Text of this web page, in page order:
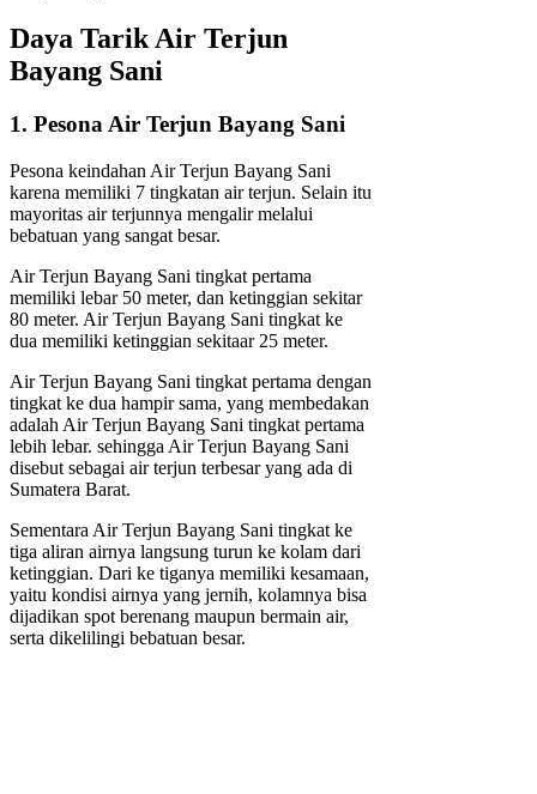
Daya Tarik Air Terjun
Bayang Sani
1. Pesona Air Terjun Bayang Sani
Pesona keindahan Air Terjun Bayang Sani
karena memiliki 7 tingkatan air terjun. Selain itu
mayoritas air terjunnya mengalir melalui
bebatuan yang sangat besar.
Air Terjun Bayang Sani tingkat pertama
memiliki lebar 50 meter, dan ketinggian sekitar
80 meter. Air Terjun Bayang Sani tingkat ke
dua memiliki ketinggian sekitaar 25 meter.
Air Terjun Bayang Sani tingkat pertama dengan
tingkat ke dua hampir sama, yang membedakan
adalah Air Terjun Bayang Sani tingkat pertama
lebih lebar. sehingga Air Terjun Bayang Sani
disebut sebagai air terjun terbesar yang ada di
Sumatera Barat.
Sementara Air Terjun Bayang Sani tingkat ke
tiga aliran airnya langsung turun ke kolam dari
ketinggian. Dari ke tiganya memiliki kesamaan,
yaitu kondisi airnya yang jernih, kolamnya bisa
dijadikan spot berenang maupun bermain air,
serta dikelilingi bebatuan besar.